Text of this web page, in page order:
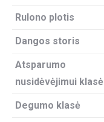
Rulono plotis
Dangos storis
Atsparumo
nusidėvėjimui klasė
Degumo klasė